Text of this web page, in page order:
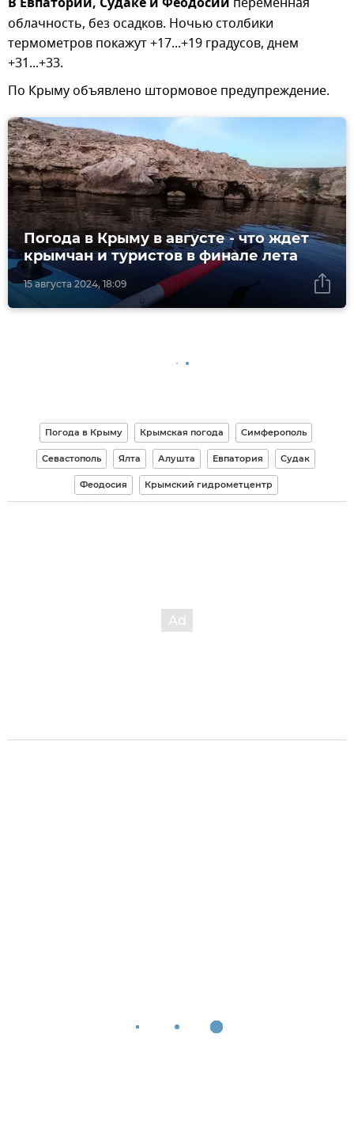
облачность, без осадков. Ночью столбики
термометров покажут +17...+19 градусов, днем
+31...+33.
По Крыму объявлено штормовое предупреждение.
15 августа 2024, 18:09
Погода в Крыму в августе - что ждет
крымчан и туристов в финале лета
Погода в Крыму Крымская погода Симферополь
Севастополь Ялта Алушта Евпатория Судак
Феодосия Крымский гидрометцентр